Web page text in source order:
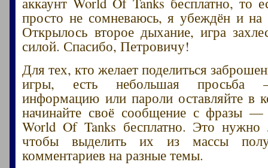
просто не сомневаюсь, я убеждён и на
Открылось второе дыхание, игра
силой. Спасибо, Петровичу!
Для тех, кто желает поделиться
игры, есть небольшая просьба
информацию или пароли оставляйте в
начинайте своё сообщение с фразы —
World Of Tanks бесплатно. Это нужно
чтобы выделить их из массы
комментариев на разные темы.